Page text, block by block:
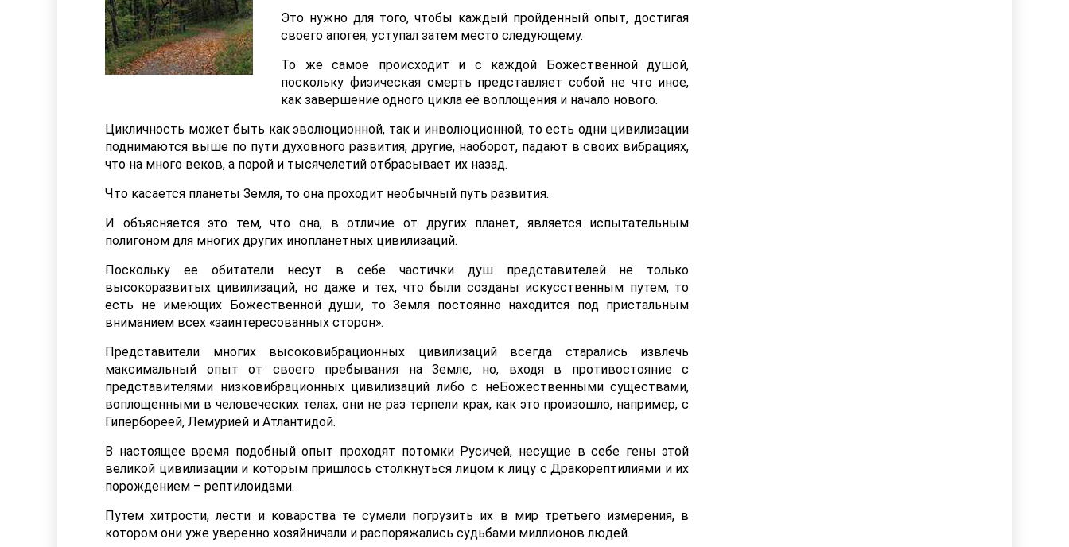
Это нужно для того, чтобы каждый пройденный опыт, достигая
своего апогея, уступал затем место следующему.
То же самое происходит и с каждой Божественной душой,
поскольку физическая смерть представляет собой не что иное,
как завершение одного цикла её воплощения и начало нового.
Цикличность может быть как эволюционной, так и инволюционной, то есть одни цивилизации
поднимаются выше по пути духовного развития, другие, наоборот, падают в своих вибрациях,
что на много веков, а порой и тысячелетий отбрасывает их назад.
Что касается планеты Земля, то она проходит необычный путь развития.
И объясняется это тем, что она, в отличие от других планет, является испытательным
полигоном для многих других инопланетных цивилизаций.
Поскольку ее обитатели несут в себе частички душ представителей не только
высокоразвитых цивилизаций, но даже и тех, что были созданы искусственным путем, то
есть не имеющих Божественной души, то Земля постоянно находится под пристальным
вниманием всех «заинтересованных сторон».
Представители многих высоковибрационных цивилизаций всегда старались извлечь
максимальный опыт от своего пребывания на Земле, но, входя в противостояние с
представителями низковибрационных цивилизаций либо с неБожественными существами,
воплощенными в человеческих телах, они не раз терпели крах, как это произошло, например, с
Гипербореей, Лемурией и Атлантидой.
В настоящее время подобный опыт проходят потомки Русичей, несущие в себе гены этой
великой цивилизации и которым пришлось столкнуться лицом к лицу с Дракорептилиями и их
порождением – рептилоидами.
Путем хитрости, лести и коварства те сумели погрузить их в мир третьего измерения, в
котором они уже уверенно хозяйничали и распоряжались судьбами миллионов людей.